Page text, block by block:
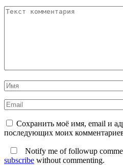
Сохранить моё имя, email и
последующих моих
Notify me of followup
subscribe without commenting.